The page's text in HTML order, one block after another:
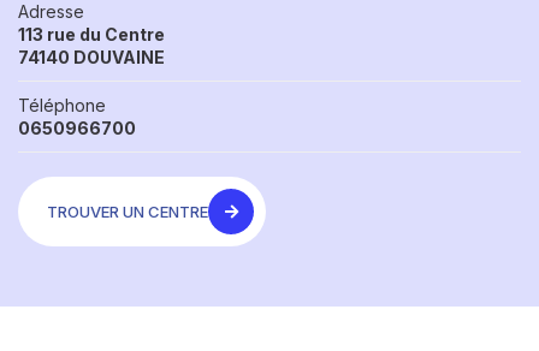
Adresse
113 rue du Centre
74140 DOUVAINE
Téléphone
0650966700
TROUVER UN CENTRE